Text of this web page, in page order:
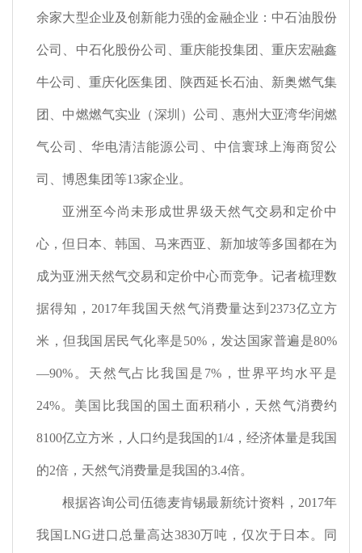
余家大型企业及创新能力强的金融企业：中石油股份
公司、中石化股份公司、重庆能投集团、重庆宏融鑫
牛公司、重庆化医集团、陕西延长石油、新奥燃气集
团、中燃燃气实业（深圳）公司、惠州大亚湾华润燃
气公司、华电清洁能源公司、中信寰球上海商贸公
司、博恩集团等13家企业。
亚洲至今尚未形成世界级天然气交易和定价中
心，但日本、韩国、马来西亚、新加坡等多国都在为
成为亚洲天然气交易和定价中心而竞争。记者梳理数
据得知， 2017年我国天然气消费量达到 2373亿立方
米，但我国居民气化率是50%，发达国家普遍是80%
—90% 。天然气占比我国是 7%，世界平均水平是
24%。美国比我国的国土面积稍小，天然气消费约
8100亿立方米，人口约是我国的1/4 ，经济体量是我国
的2倍，天然气消费量是我国的3.4倍。
根据咨询公司伍德麦肯锡最新统计资料， 2017年
我国 LNG进口总量高达3830万吨，仅次于日本。同